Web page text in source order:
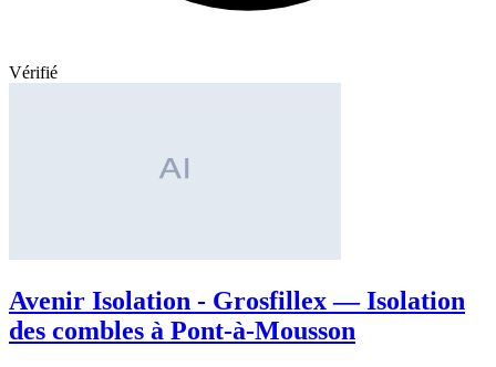
Vérifié
Avenir Isolation - Grosfillex — Isolation
des combles à Pont-à-Mousson